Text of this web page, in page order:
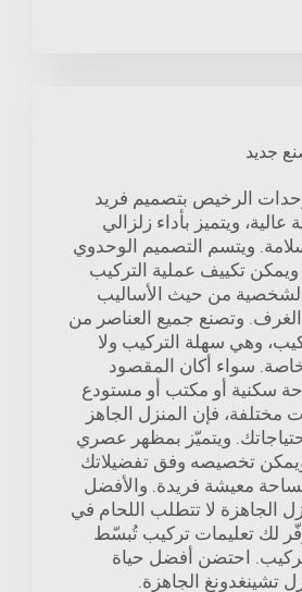
جديد
الرخيص بتصميم فريد
ويتميز بأداء زلزالي
ويتسم التصميم الوحدوي
ويمكن تكييف عملية التركيب
الشخصية من حيث الأساليب
الغرف. وتصنع جميع العناصر من
وهي سهلة التركيب ولا
سواء أكان المقصود
سكنية أو مكتب أو مستودع
مختلفة، فإن المنزل الجاهز
ويتميّز بمظهر عصري
تخصيصه وفق تفضيلاتك
مساحة معيشة فريدة. والأفضل
الجاهزة لا تتطلب اللحام في
لك تعليمات تركيب تُبسّط
احتضن أفضل حياة
تشينغدونغ الجاهزة.